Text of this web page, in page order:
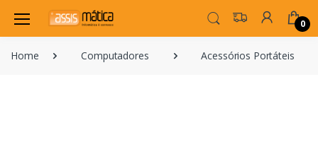
0
Home Computadores Acessórios Portáteis